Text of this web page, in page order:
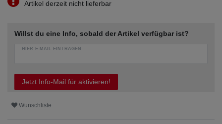
Artikel derzeit nicht lieferbar
Willst du eine Info, sobald der Artikel verfügbar ist?
HIER E-MAIL EINTRAGEN
Jetzt Info-Mail für aktivieren!
Wunschliste